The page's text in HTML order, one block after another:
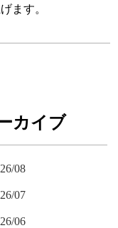
ます。
カイブ
08
07
06